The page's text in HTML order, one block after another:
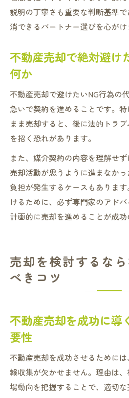
説明の丁寧さも重要な判断基準
消できるパートナー選びを心がけ
不動産売却で絶対避け
何か
不動産売却で避けたいNG行為の
急いで契約を進めることです。
まま売却すると、後に法的トラ
を招く恐れがあります。
また、媒介契約の内容を理解せず
売却活動が思うように進まなか
負担が発生するケースもありま
けるために、必ず専門家のアド
計画的に売却を進めることが成功
売却を検討するな
べきコツ
不動産売却を成功に導
要性
不動産売却を成功させるために
報収集が欠かせません。理由は
場動向を把握することで、適切